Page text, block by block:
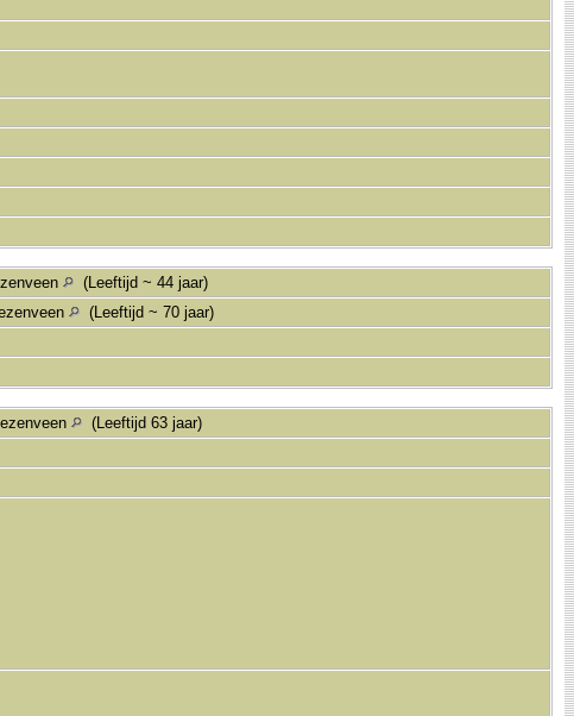
(Leeftijd ~ 44 jaar)
(Leeftijd ~ 70 jaar)
(Leeftijd 63 jaar)